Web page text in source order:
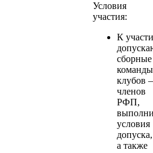
Условия
участия:
К
сборные
команды
клубов
членов
РФП,
условия
допуска,
а также